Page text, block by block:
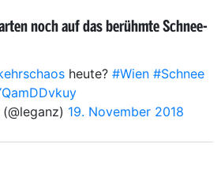
noch auf das berühmte Schnee-
heute? #Wien #Schnee
19. November 2018